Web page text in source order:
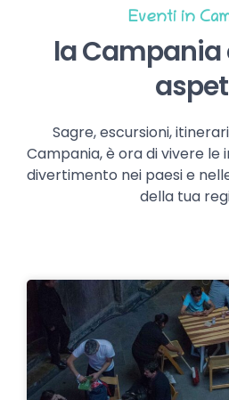
Eventi in
la Campania
Sagre, escursioni,
Campania, è ora di vivere
divertimento nei paesi e
della tua